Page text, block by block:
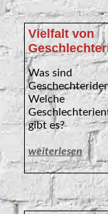
Vielfalt von
Was sind
Welche
gibt es?
weiterlesen